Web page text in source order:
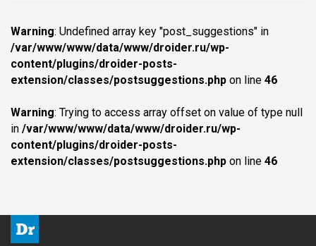
Warning: Undefined array key "post_suggestions" in
/var/www/www/data/www/droider.ru/wp-
content/plugins/droider-posts-
extension/classes/postsuggestions.php on line 46
Warning: Trying to access array offset on value of type null
in /var/www/www/data/www/droider.ru/wp-
content/plugins/droider-posts-
extension/classes/postsuggestions.php on line 46